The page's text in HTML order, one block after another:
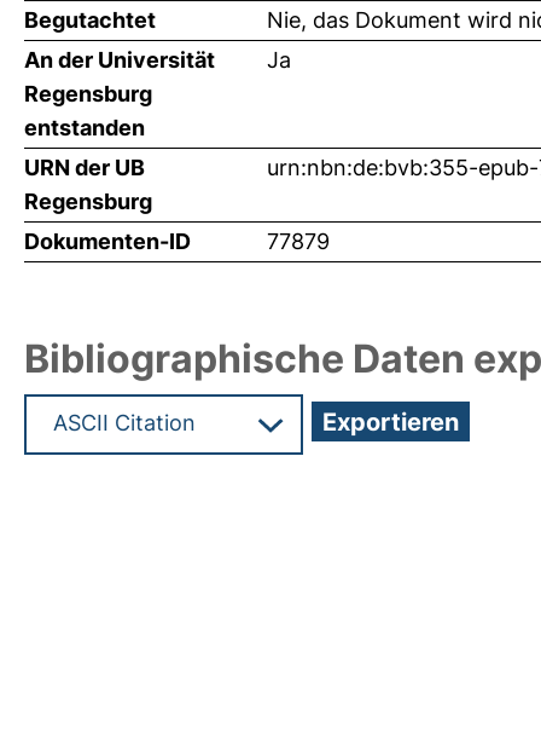
Begutachtet
Nie, das Dokument wird
An der Universität
Regensburg
entstanden
Ja
URN der UB
Regensburg
urn:nbn:de:bvb:355-
Dokumenten-ID 77879
Bibliographische Daten